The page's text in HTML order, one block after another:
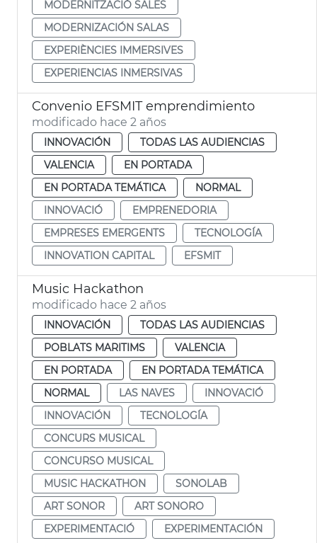
MODERNITZACIÓ SALES
MODERNIZACIÓN SALAS
EXPERIÈNCIES IMMERSIVES
EXPERIENCIAS INMERSIVAS
Convenio EFSMIT emprendimiento
modificado hace 2 años
INNOVACIÓN
TODAS LAS AUDIENCIAS
VALENCIA
EN PORTADA
EN PORTADA TEMÁTICA
NORMAL
INNOVACIÓ
EMPRENEDORIA
EMPRESES EMERGENTS
TECNOLOGÍA
INNOVATION CAPITAL
EFSMIT
Music Hackathon
modificado hace 2 años
INNOVACIÓN
TODAS LAS AUDIENCIAS
POBLATS MARITIMS
VALENCIA
EN PORTADA
EN PORTADA TEMÁTICA
NORMAL
LAS NAVES
INNOVACIÓ
INNOVACIÓN
TECNOLOGÍA
CONCURS MUSICAL
CONCURSO MUSICAL
MUSIC HACKATHON
SONOLAB
ART SONOR
ART SONORO
EXPERIMENTACIÓ
EXPERIMENTACIÓN